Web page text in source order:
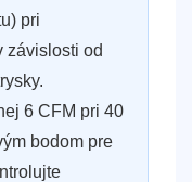
pri
závislosti od
6 CFM pri 40
bodom pre